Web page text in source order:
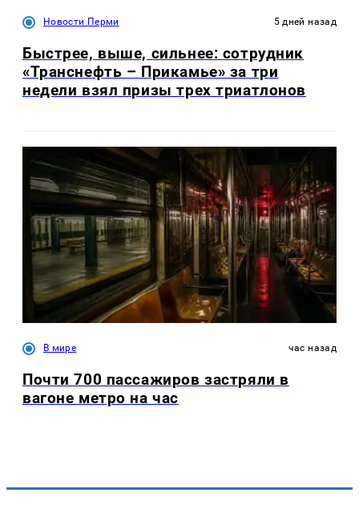
Новости Перми 5 дней назад
Быстрее, выше, сильнее: сотрудник
«Транснефть – Прикамье» за три
недели взял призы трех триатлонов
В мире час назад
Почти 700 пассажиров застряли в
вагоне метро на час